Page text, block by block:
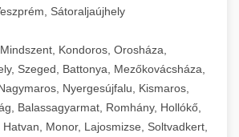
Sátoraljaújhely
Kondoros, Orosháza,
Szeged, Battonya, Mezőkovácsháza,
Nyergesújfalu, Kismaros,
Balassagyarmat, Romhány, Hollókő,
Hatvan, Monor, Lajosmizse, Soltvadkert,